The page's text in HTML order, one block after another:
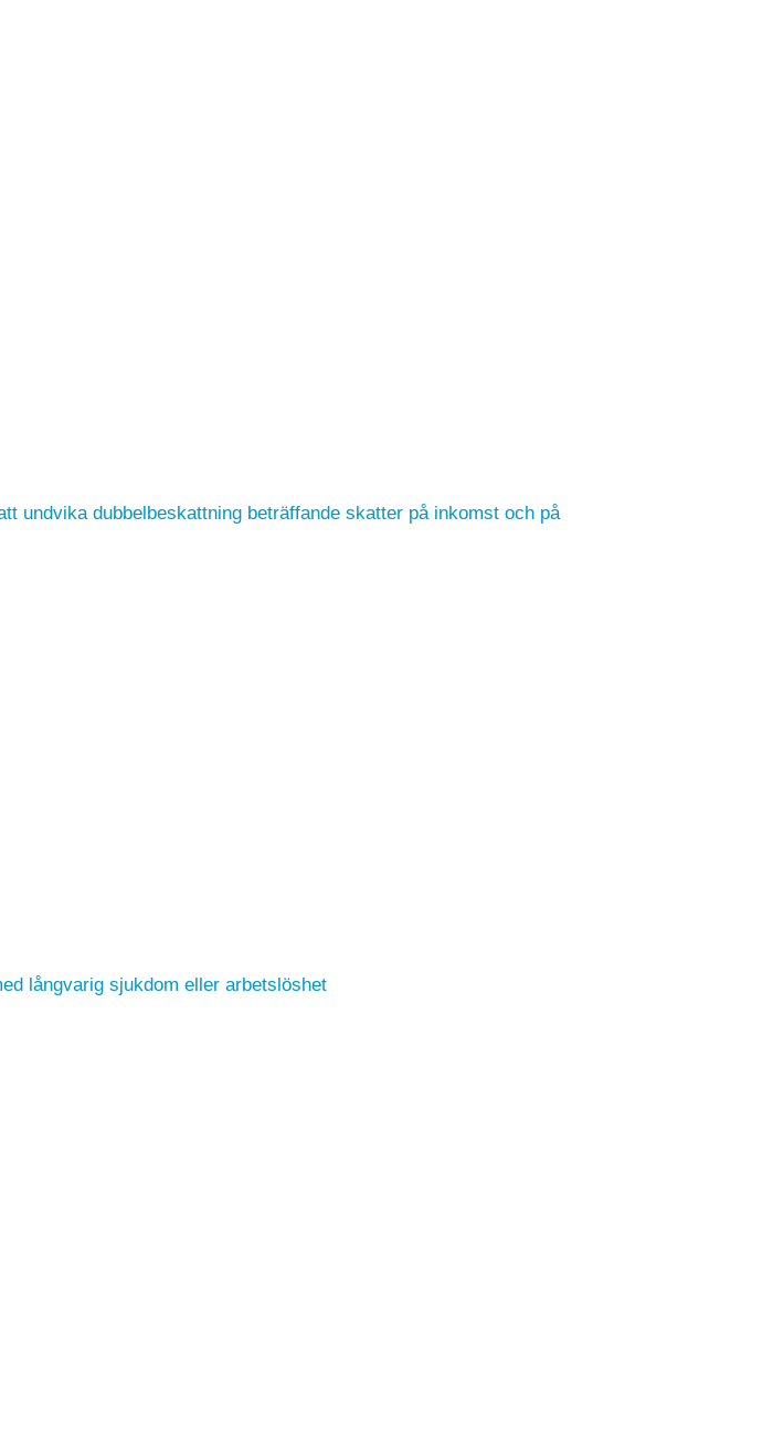
undvika dubbelbeskattning beträffande skatter på inkomst och på
långvarig sjukdom eller arbetslöshet